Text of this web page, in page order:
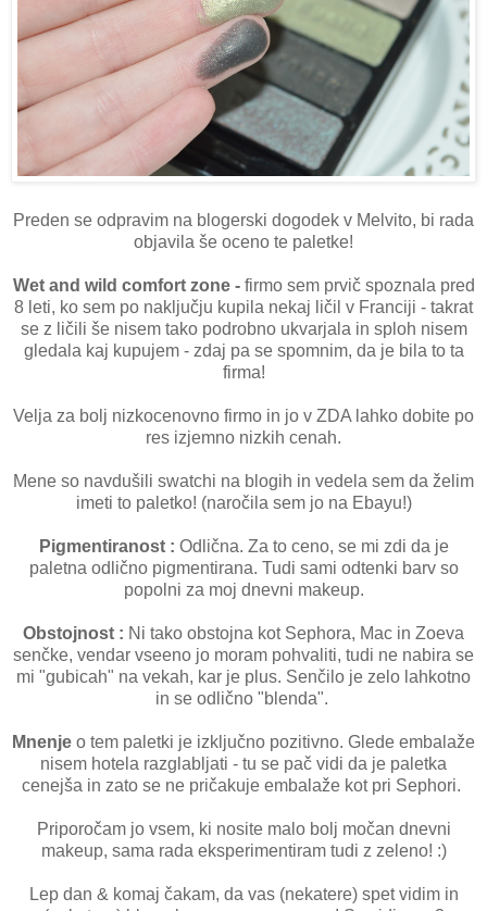
Preden se odpravim na blogerski dogodek v Melvito, bi rada
objavila še oceno te paletke!
Wet and wild comfort zone - firmo sem prvič spoznala pred
8 leti, ko sem po naključju kupila nekaj ličil v Franciji - takrat
se z ličili še nisem tako podrobno ukvarjala in sploh nisem
gledala kaj kupujem - zdaj pa se spomnim, da je bila to ta
firma!
Velja za bolj nizkocenovno firmo in jo v ZDA lahko dobite po
res izjemno nizkih cenah.
Mene so navdušili swatchi na blogih in vedela sem da želim
imeti to paletko! (naročila sem jo na Ebayu!)
Pigmentiranost : Odlična. Za to ceno, se mi zdi da je
paletna odlično pigmentirana. Tudi sami odtenki barv so
popolni za moj dnevni makeup.
Obstojnost : Ni tako obstojna kot Sephora, Mac in Zoeva
senčke, vendar vseeno jo moram pohvaliti, tudi ne nabira se
mi "gubicah" na vekah, kar je plus. Senčilo je zelo lahkotno
in se odlično "blenda".
Mnenje o tem paletki je izključno pozitivno. Glede embalaže
nisem hotela razglabljati - tu se pač vidi da je paletka
cenejša in zato se ne pričakuje embalaže kot pri Sephori.
Priporočam jo vsem, ki nosite malo bolj močan dnevni
makeup, sama rada eksperimentiram tudi z zeleno! :)
Lep dan & komaj čakam, da vas (nekatere) spet vidim in